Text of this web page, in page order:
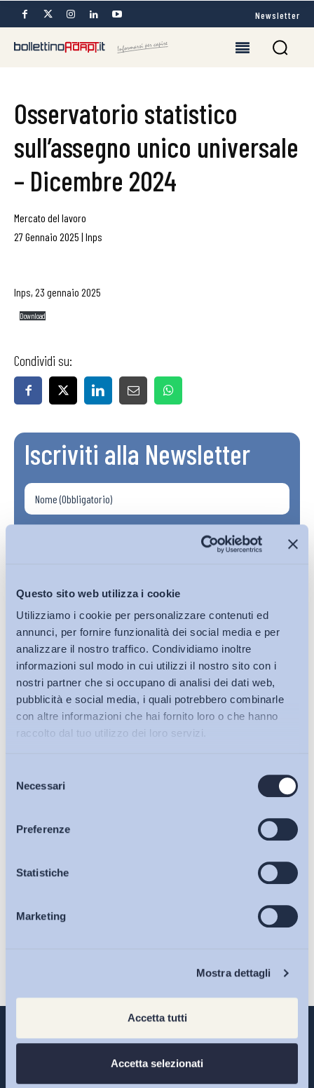
Questo sito web utilizza i cookie
Utilizziamo i cookie per personalizzare contenuti ed
annunci, per fornire funzionalità dei social media e per
analizzare il nostro traffico. Condividiamo inoltre
informazioni sul modo in cui utilizzi il nostro sito con i
nostri partner che si occupano di analisi dei dati web,
pubblicità e social media, i quali potrebbero combinarle
con altre informazioni che hai fornito loro o che hanno
raccolto dal tuo utilizzo dei loro servizi.
delNecessari
Preferenze
Statistiche
Marketing
Mostra dettagli
Accetta tutti
Accetta selezionati
Bollettini ADAPT
Articoli
Osservatori
Eventi
Newsletter
Osservatorio statistico
sull’assegno unico universale
– Dicembre 2024
Mercato del lavoro
27 Gennaio 2025 | Inps
Inps, 23 gennaio 2025
Download
Condividi su:
Iscriviti alla Newsletter
sulla pagina della
Iscriviti
Interventi ADAPT